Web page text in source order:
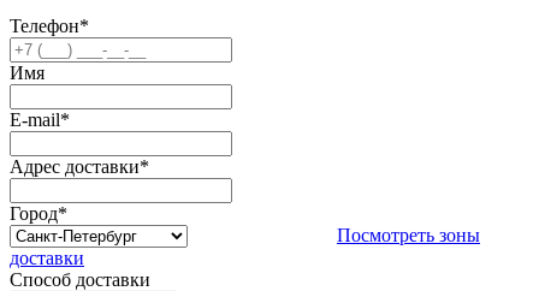
Телефон*
Имя
E-mail*
Адрес доставки*
Город*
Посмотреть зоны
доставки
Способ доставки